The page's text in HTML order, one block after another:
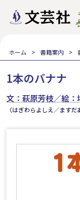
ホーム 書籍案内
1本のバナナ
文：萩原芳枝／絵
（はぎわらよしえ／ます